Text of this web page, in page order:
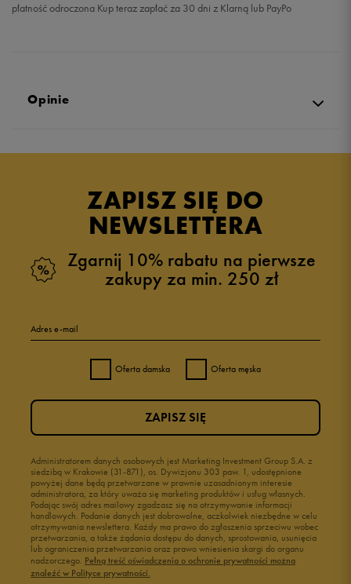
płatność odroczona Kup teraz zapłać za 30 dni z Klarną lub PayPo
Opinie
ZAPISZ SIĘ DO
NEWSLETTERA
Zgarnij 10% rabatu na pierwsze
zakupy za min. 250 zł
Adres e-mail
Oferta damska Oferta męska
Administratorem danych osobowych jest Marketing Investment Group S.A. z
siedzibą w Krakowie (31-871), os. Dywizjonu 303 paw. 1, udostępnione
powyżej dane będą przetwarzane w prawnie uzasadnionym interesie
administratora, za który uważa się marketing produktów i usług własnych.
Podając swój adres mailowy zgadzasz się na otrzymywanie informacji
handlowych. Podanie danych jest dobrowolne, aczkolwiek niezbędne w celu
otrzymywania newslettera. Każdy ma prawo do zgłoszenia sprzeciwu wobec
przetwarzania, a także żądania dostępu do danych, sprostowania, usunięcia
lub ograniczenia przetwarzania oraz prawo wniesienia skargi do organu
nadzorczego. Pełną treść oświadczenia o ochronie prywatności można
znaleźć w Polityce prywatności.
ZAPISZ SIĘ